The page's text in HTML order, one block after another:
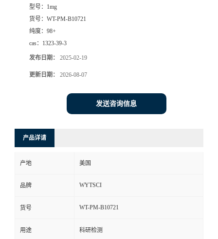
型号： 1mg
货号： WT-PM-B10721
纯度： 98+
cas： 1323-39-3
发布日期： 2025-02-19
更新日期： 2026-08-07
发送咨询信息
产品详请
产地 美国
品牌 WYTSCI
货号 WT-PM-B10721
用途 科研检测